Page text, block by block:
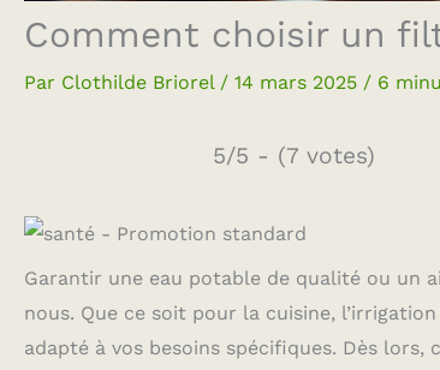
Comment choisir un
Par Clothilde Briorel / 14 mars 2025 / 6
5/5 - (7 votes)
Garantir une eau potable de qualité ou un
nous. Que ce soit pour la cuisine,
adapté à vos besoins spécifiques. Dès